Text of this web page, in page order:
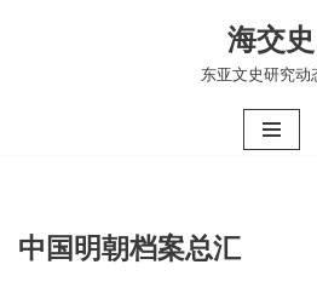
海交史
东亚文史研究动
中国明朝档案总汇